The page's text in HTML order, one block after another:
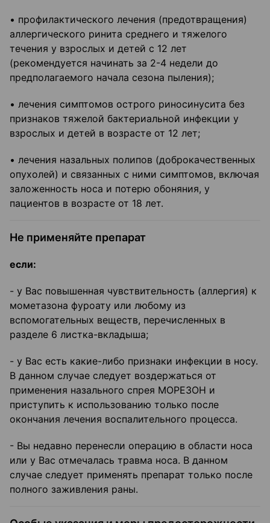
• профилактического лечения (предотвращения)
аллергического ринита среднего и тяжелого
течения у взрослых и детей с 12 лет
(рекомендуется начинать за 2-4 недели до
предполагаемого начала сезона пыления);
• лечения симптомов острого риносинусита без
признаков тяжелой бактериальной инфекции у
взрослых и детей в возрасте от 12 лет;
• лечения назальных полипов (доброкачественных
опухолей) и связанных с ними симптомов, включая
заложенность носа и потерю обоняния, у
пациентов в возрасте от 18 лет.
Не применяйте препарат
если:
- у Вас повышенная чувствительность (аллергия) к
мометазона фуроату или любому из
вспомогательных веществ, перечисленных в
разделе 6 листка-вкладыша;
- у Вас есть какие-либо признаки инфекции в носу.
В данном случае следует воздержаться от
применения назального спрея МОРЕЗОН и
приступить к использованию только после
окончания лечения воспалительного процесса.
- Вы недавно перенесли операцию в области носа
или у Вас отмечалась травма носа. В данном
случае следует применять препарат только после
полного заживления раны.